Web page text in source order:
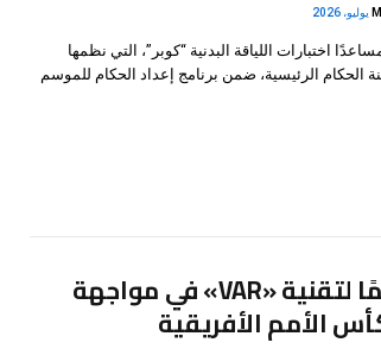
ساحة و56 حكمًا مساعدًا اختبارات اللياقة البدنية “كوبر”، التي نظمها
الحكام الرئيسية، ضمن برنامج إعداد الحكام للموسم
محمود عاشور حكمًا لتقنية «VAR» في مواجهة
الأمم الأفريقية